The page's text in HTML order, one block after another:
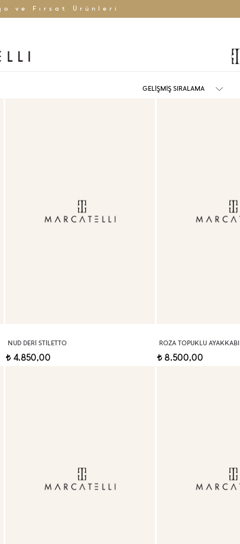
ve Fırsat Ürünleri
NUD DERI STILETTO
t4.850,00
ROZA TOPUKLU AYAKKABI
t8.500,00